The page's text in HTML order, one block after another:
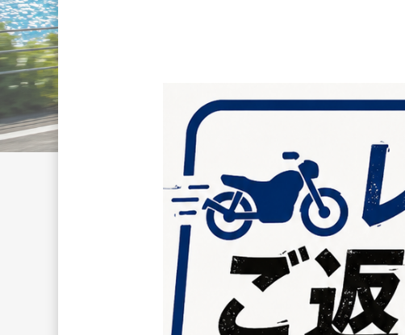
- ̗̀📣レンタルバイク
感謝の気持